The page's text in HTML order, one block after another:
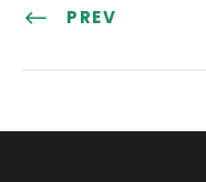
PREV